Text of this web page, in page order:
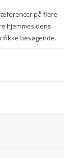
på flere
hjemmesidens
besøgende.